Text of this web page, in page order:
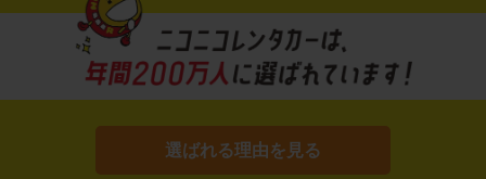
選ばれる理由を見る